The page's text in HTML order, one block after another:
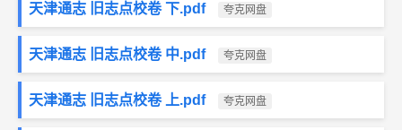
天津通志 旧志点校卷 下.pdf 夸克网盘
天津通志 旧志点校卷 中.pdf 夸克网盘
天津通志 旧志点校卷 上.pdf 夸克网盘